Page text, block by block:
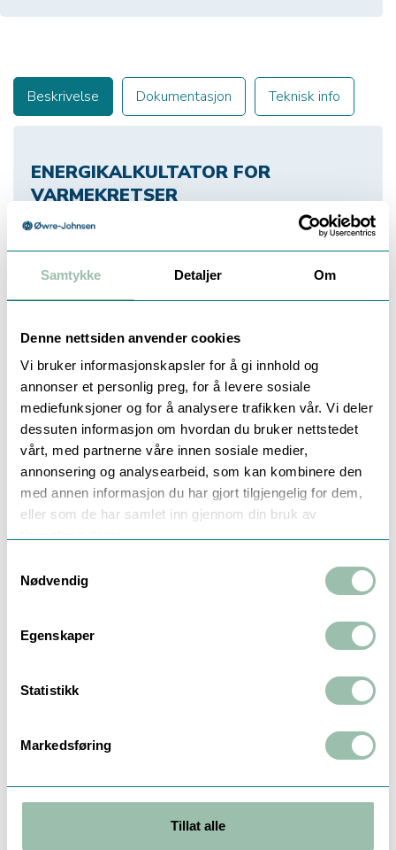
Samtykke Detaljer Om
Denne nettsiden anvender cookies
Vi bruker informasjonskapsler for å gi innhold og
annonser et personlig preg, for å levere sosiale
mediefunksjoner og for å analysere trafikken vår. Vi deler
dessuten informasjon om hvordan du bruker nettstedet
vårt, med partnerne våre innen sosiale medier,
annonsering og analysearbeid, som kan kombinere den
med annen informasjon du har gjort tilgjengelig for dem,
eller som de har samlet inn gjennom din bruk av
Nødvendig
Egenskaper
Statistikk
Markedsføring
Tillat alle
Beskrivelse Dokumentasjon Teknisk info
ENERGIKALKULTATOR FOR
VARMEKRETSER
Kompakt design, lett å lese LCD display.
Modulebar.
Måler energi hvert 60 sekund. Dette gir 10 års
Innløps- og utløpsstrøm kan stilles inn på
stedet.
Medie temperaturområde 0-50 °C
Omgivelsestemperatur 5-55 °C (ved 95%
relativ luftfuktighet)
PT500
Kommunikasjonsgrensesnitt; LoRaWAN,
installert.
Pulse verdi: 25 L/Puls (for kommunikasjon med
mengdemåler)
mm
Sensostar Power Supply